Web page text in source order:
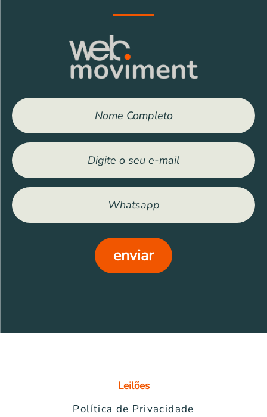
Outros bens
Eletrônicos
Eletrodomésticos
Móveis
enviar
Leilões
Política de Privacidade